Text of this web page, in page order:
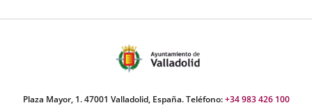
Plaza Mayor, 1. 47001 Valladolid, España. Teléfono:+34 983 426 100